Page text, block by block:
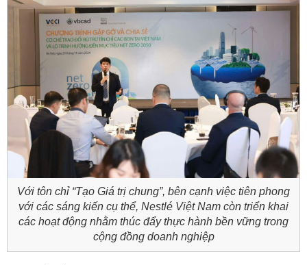
Với tôn chỉ “Tạo Giá trị chung”, bên cạnh việc tiên phong
với các sáng kiến cụ thể, Nestlé Việt Nam còn triển khai
các hoạt động nhằm thúc đẩy thực hành bền vững trong
cộng đồng doanh nghiệp